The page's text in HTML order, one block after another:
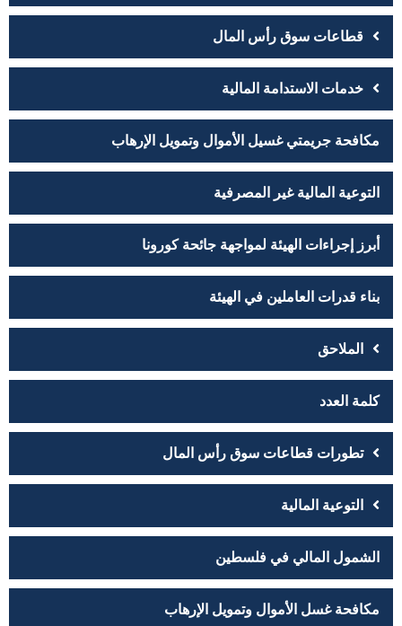
قطاعات سوق رأس المال
خدمات الاستدامة المالية
مكافحة جريمتي غسيل الأموال وتمويل الإرهاب
التوعية المالية غير المصرفية
أبرز إجراءات الهيئة لمواجهة جائحة كورونا
بناء قدرات العاملين في الهيئة
الملاحق
كلمة العدد
تطورات قطاعات سوق رأس المال
التوعية المالية
الشمول المالي في فلسطين
مكافحة غسل الأموال وتمويل الإرهاب